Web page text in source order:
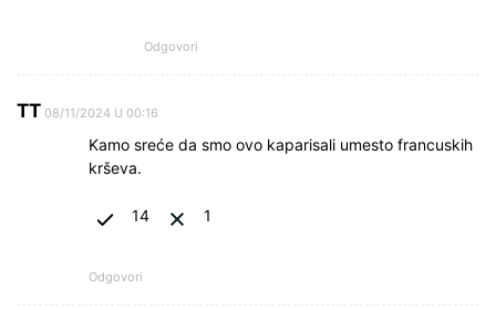
Odgovori
ТТ 08/11/2024 U 00:16
Kamo sreće da smo ovo kaparisali umesto francuskih
krševa.
14 1
Odgovori